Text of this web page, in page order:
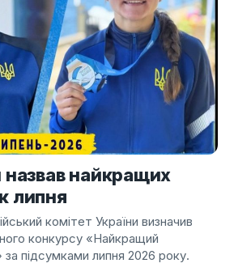
найкращих
липня
комітет України визначив
конкурсу «Найкращий
підсумками липня 2026 року.